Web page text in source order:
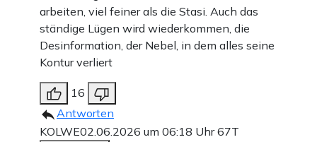
arbeiten, viel feiner als die Stasi. Auch das
ständige Lügen wird wiederkommen, die
Desinformation, der Nebel, in dem alles seine
Kontur verliert
16
Antworten
KOLWE02.06.2026 um 06:18 Uhr67T